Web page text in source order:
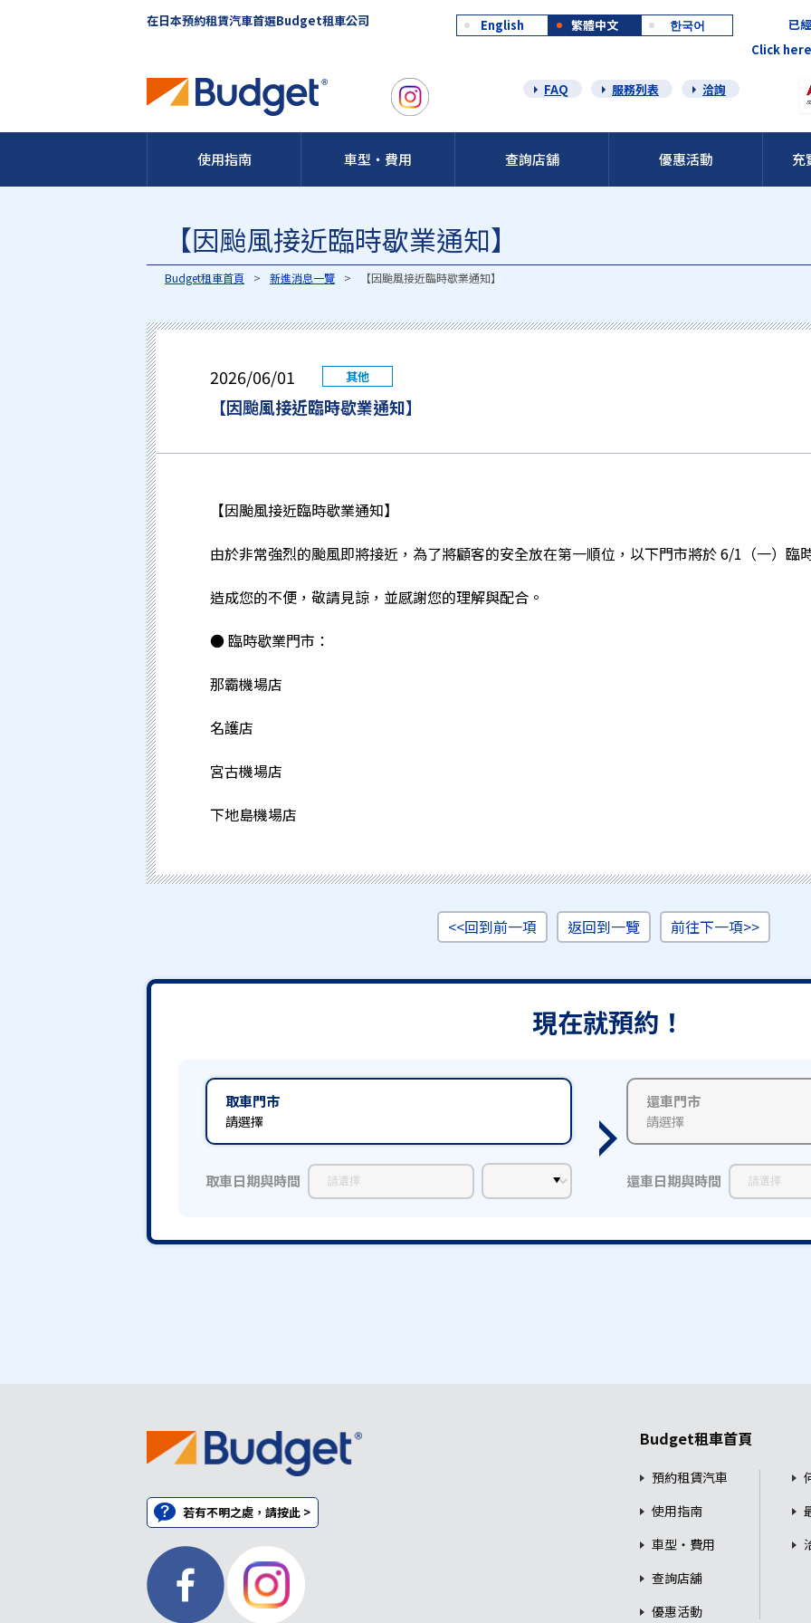
在日本預約租賃汽車首選Budget租車公司
已
Click
English 繁體中文 한국어
FAQ 服務列表 洽詢
使用指南 車型・費用 查詢店舖 優惠活動 充
【因颱風接近臨時歇業通知】
Budget租車首頁 新進消息一覽 【因颱風接近臨時歇業通知】
2026/06/01 其他
【因颱風接近臨時歇業通知】
【因颱風接近臨時歇業通知】
由於非常強烈的颱風即將接近，為了將顧客的安全放在第一順位，以下門市將於 6/1（一）臨
造成您的不便，敬請見諒，並感謝您的理解與配合。
● 臨時歇業門市：
那霸機場店
名護店
宮古機場店
下地島機場店
<<回到前一項 返回到一覽 前往下一項>>
現在就預約！
取車門市
請選擇
還車門市
請選擇
取車日期與時間 還車日期與時間
若有不明之處，請按此 >
Budget租車首頁
預約租賃汽車
使用指南
車型・費用
查詢店舖
優惠活動